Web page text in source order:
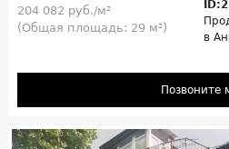
204 082 руб./м²
(Общая площадь: 29 м²)
в
Позвоните